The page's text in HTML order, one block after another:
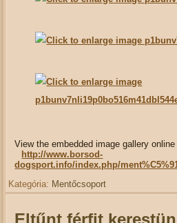
View the embedded image gallery online
http://www.borsod-
dogsport.info/index.php/
Kategória: Mentőcsoport
Eltűnt férfit